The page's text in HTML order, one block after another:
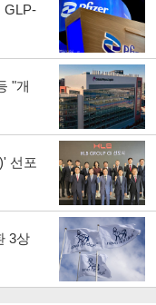
GLP-
"개
선포
3상